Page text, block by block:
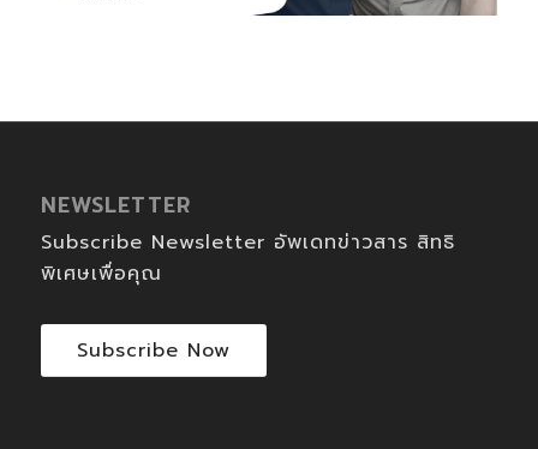
NEWSLETTER
Subscribe Newsletter อัพเดทข่าวสาร สิทธิ
พิเศษเพื่อคุณ
Subscribe Now